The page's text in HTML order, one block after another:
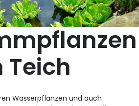
Teich
Wasserpflanzen und auch